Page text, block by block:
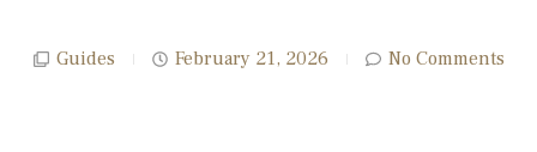
Guides February 21, 2026 No Comments